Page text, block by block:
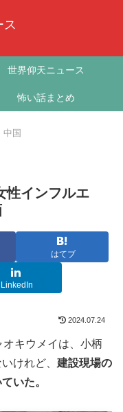
ス
世界仰天ニュース
怖い話まとめ
中国
性インフルエ
はてブ
LinkedIn
2024.07.24
キウメイは、小柄
けれど、 建設現場の
いた。